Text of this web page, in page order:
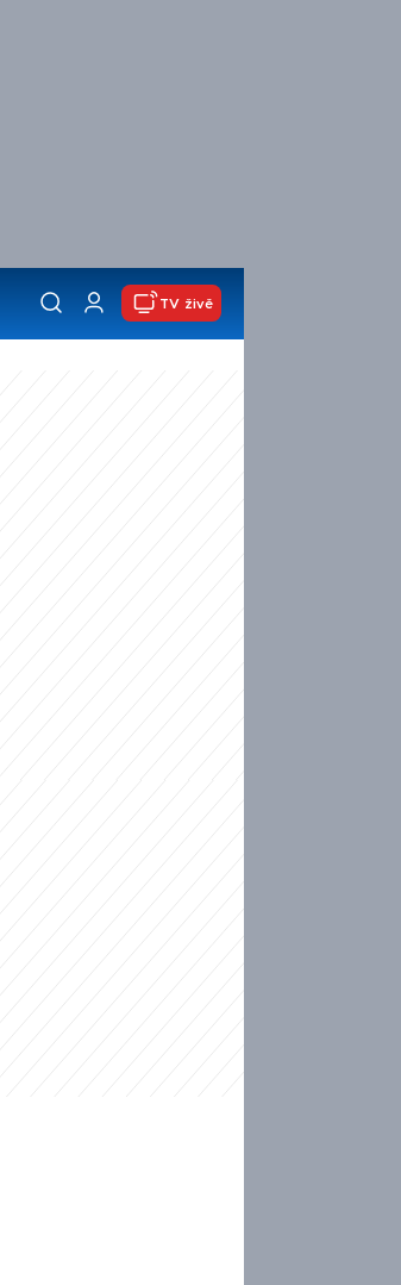
TV živě